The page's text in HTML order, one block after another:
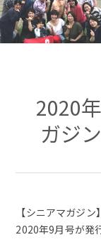
2020
ガジ
【シニアマガジ
2020年9月号が発